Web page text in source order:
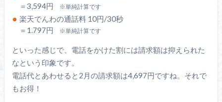
＝3,594円 ※単純計算です
楽天でんわの通話料 10円/30秒
＝1.797円 ※単純計算です
といった感じで、電話をかけた割には請求額は抑えられた
なという印象です。
電話代とあわせると2月の請求額は4,697円ですね。それで
もお得！